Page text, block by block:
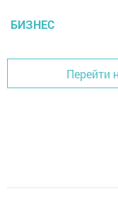
БИЗНЕС
Перейти